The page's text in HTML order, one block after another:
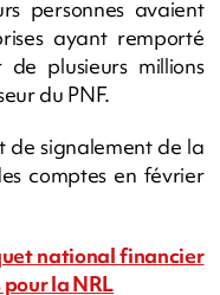
personnes avaient
ayant remporté
plusieurs millions
du PNF.
de signalement de la
comptes en février
national financier
la NRL